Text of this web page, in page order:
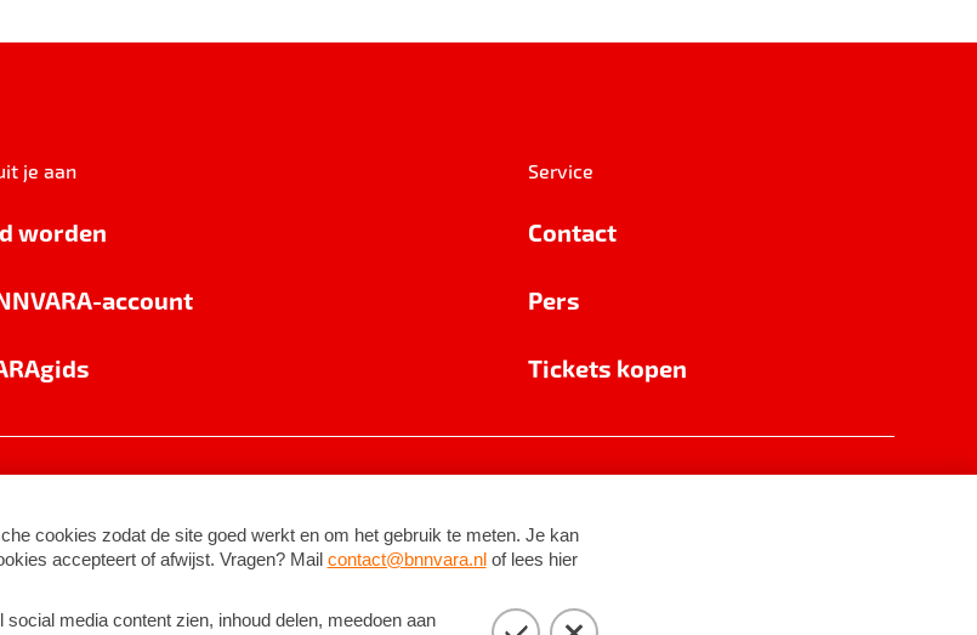
je aan
worden
account
Service
Contact
Pers
Tickets kopen
©2026BNNVARA